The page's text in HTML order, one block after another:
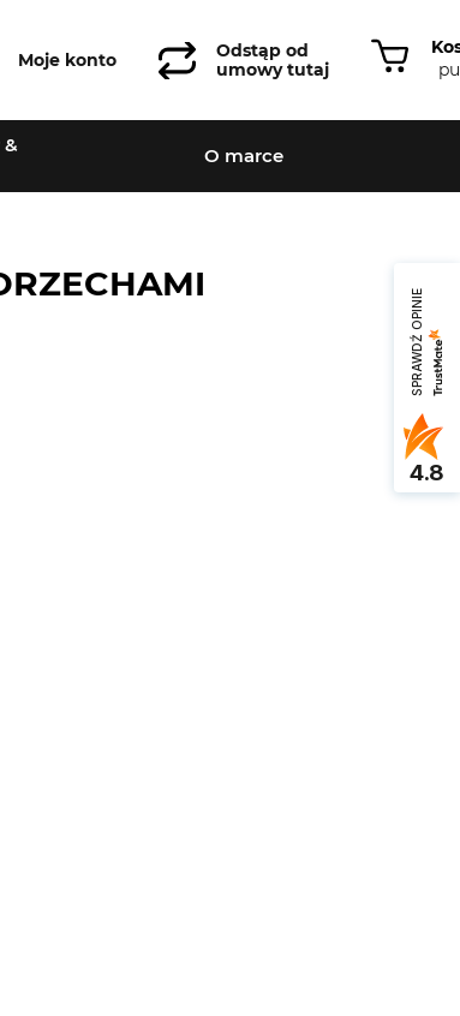
Moje konto
Odstąp od
umowy tutaj
O marce
SPRAWDŹ OPINIE
4.8